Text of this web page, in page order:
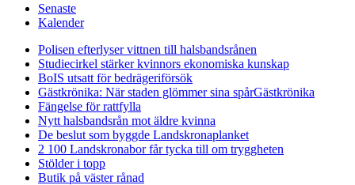
Senaste
Kalender
Polisen efterlyser vittnen till halsbandsrånen
Studiecirkel stärker kvinnors ekonomiska kunskap
BoIS utsatt för bedrägeriförsök
Gästkrönika: När staden glömmer sina spårGästkrönika
Fängelse för rattfylla
Nytt halsbandsrån mot äldre kvinna
De beslut som byggde Landskronaplanket
2 100 Landskronabor får tycka till om tryggheten
Stölder i topp
Butik på väster rånad